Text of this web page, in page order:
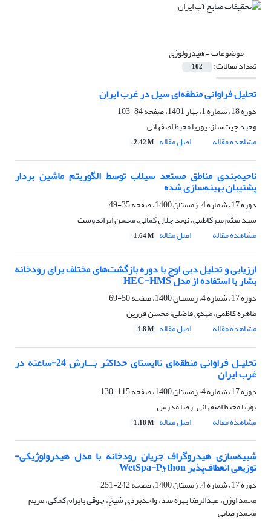
موضوعات =هیدرولوژی
تعداد مقالات: 102
تحلیل فراوانی منطقه‌ای سیل در غرب ایران
دوره 18، شماره 1، بهار 1401، صفحه
84-103
وحید چیت‌ساز، پوریا محیط اصفهانی
مشاهده مقاله
اصل مقاله 2.42 M
ناحیه‌بندی مناطق مستعد سیلاب توسط الگوریتم ماشین بردار
پشتیبان بهینه‌سازی شده
دوره 17، شماره 4، زمستان 1400، صفحه
35-49
سید میثم میرکاظمی، نوید جلال کمالی، محسن ایراندوست
مشاهده مقاله
اصل مقاله 1.64 M
ارزیابی و تحلیل دبی اوج با دوره بازگشت‌های مختلف برای رودخانه
بشار با استفاده از مدل HEC-HMS
دوره 17، شماره 4، زمستان 1400، صفحه
50-69
طاهره کاظمی، مهدی فاضلی، محسن فرزین
مشاهده مقاله
اصل مقاله 1.8 M
تحلیـل فراوانی منطقه‌ای ناایستای حداکثر بـــارش 24-ساعته در
غرب ایران
دوره 17، شماره 4، زمستان 1400، صفحه
115-130
پوریا محیط اصفهانی، رضا مدرس
مشاهده مقاله
اصل مقاله 1.18 M
شبیه‌سازی هیدروگراف جریان رودخانه با مدل هیدرولوژیکی-
توزیعی انعطاف‌پذیر WetSpa-Python
دوره 17، شماره 4، زمستان 1400، صفحه
242-251
محمد اوژن، عبدالرضا بهره مند، واحدبردی شیخ، چوقی بایرام کمکی، مریم
محمدرضایی